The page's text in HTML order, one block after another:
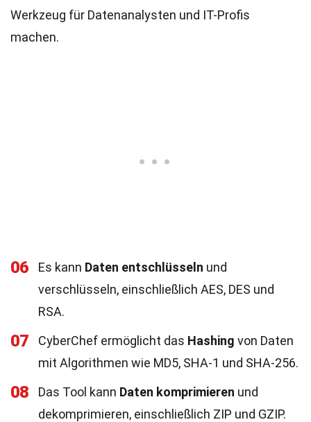
Werkzeug für Datenanalysten und IT-Profis
machen.
06 Es kann Daten entschlüsseln und
verschlüsseln, einschließlich AES, DES und
RSA.
07 CyberChef ermöglicht das Hashing von Daten
mit Algorithmen wie MD5, SHA-1 und SHA-256.
08 Das Tool kann Daten komprimieren und
dekomprimieren, einschließlich ZIP und GZIP.